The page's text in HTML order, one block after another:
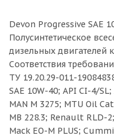
Devon Progressive SAE
Полусинтетическое
дизельных двигателей
Соответствия
ТУ 19.20.29-011-
SAE 10W-40; API CI-4/SL;
MAN M 3275; MTU Oil
MB 228.3; Renault RLD-
Mack EO-M PLUS;